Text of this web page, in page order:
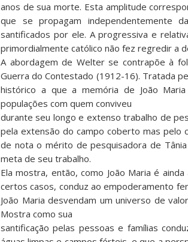
anos de sua morte. Esta amplitude
que se propagam independentemente
santificados por ele. A progressiva e
primordialmente católico não fez regredir a
A abordagem de Welter se contrapõe à
Guerra do Contestado (1912-16). Tratada
histórico a que a memória de João
populações com quem conviveu
durante seu longo e extenso trabalho de
pela extensão do campo coberto mas pelo
de nota o mérito de pesquisadora de
meta de seu trabalho.
Ela mostra, então, como João Maria é
certos casos, conduz ao empoderamento
João Maria desvendam um universo de
Mostra como sua
santificação pelas pessoas e famílias